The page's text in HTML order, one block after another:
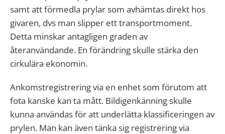
samt att förmedla prylar som avhämtas direkt hos
givaren, dvs man slipper ett transportmoment.
Detta minskar antagligen graden av
återanvändande. En förändring skulle stärka den
cirkulära ekonomin.
Ankomstregistrering via en enhet som förutom att
fota kanske kan ta mått. Bildigenkänning skulle
kunna användas för att underlätta klassificeringen av
prylen. Man kan även tänka sig registrering via